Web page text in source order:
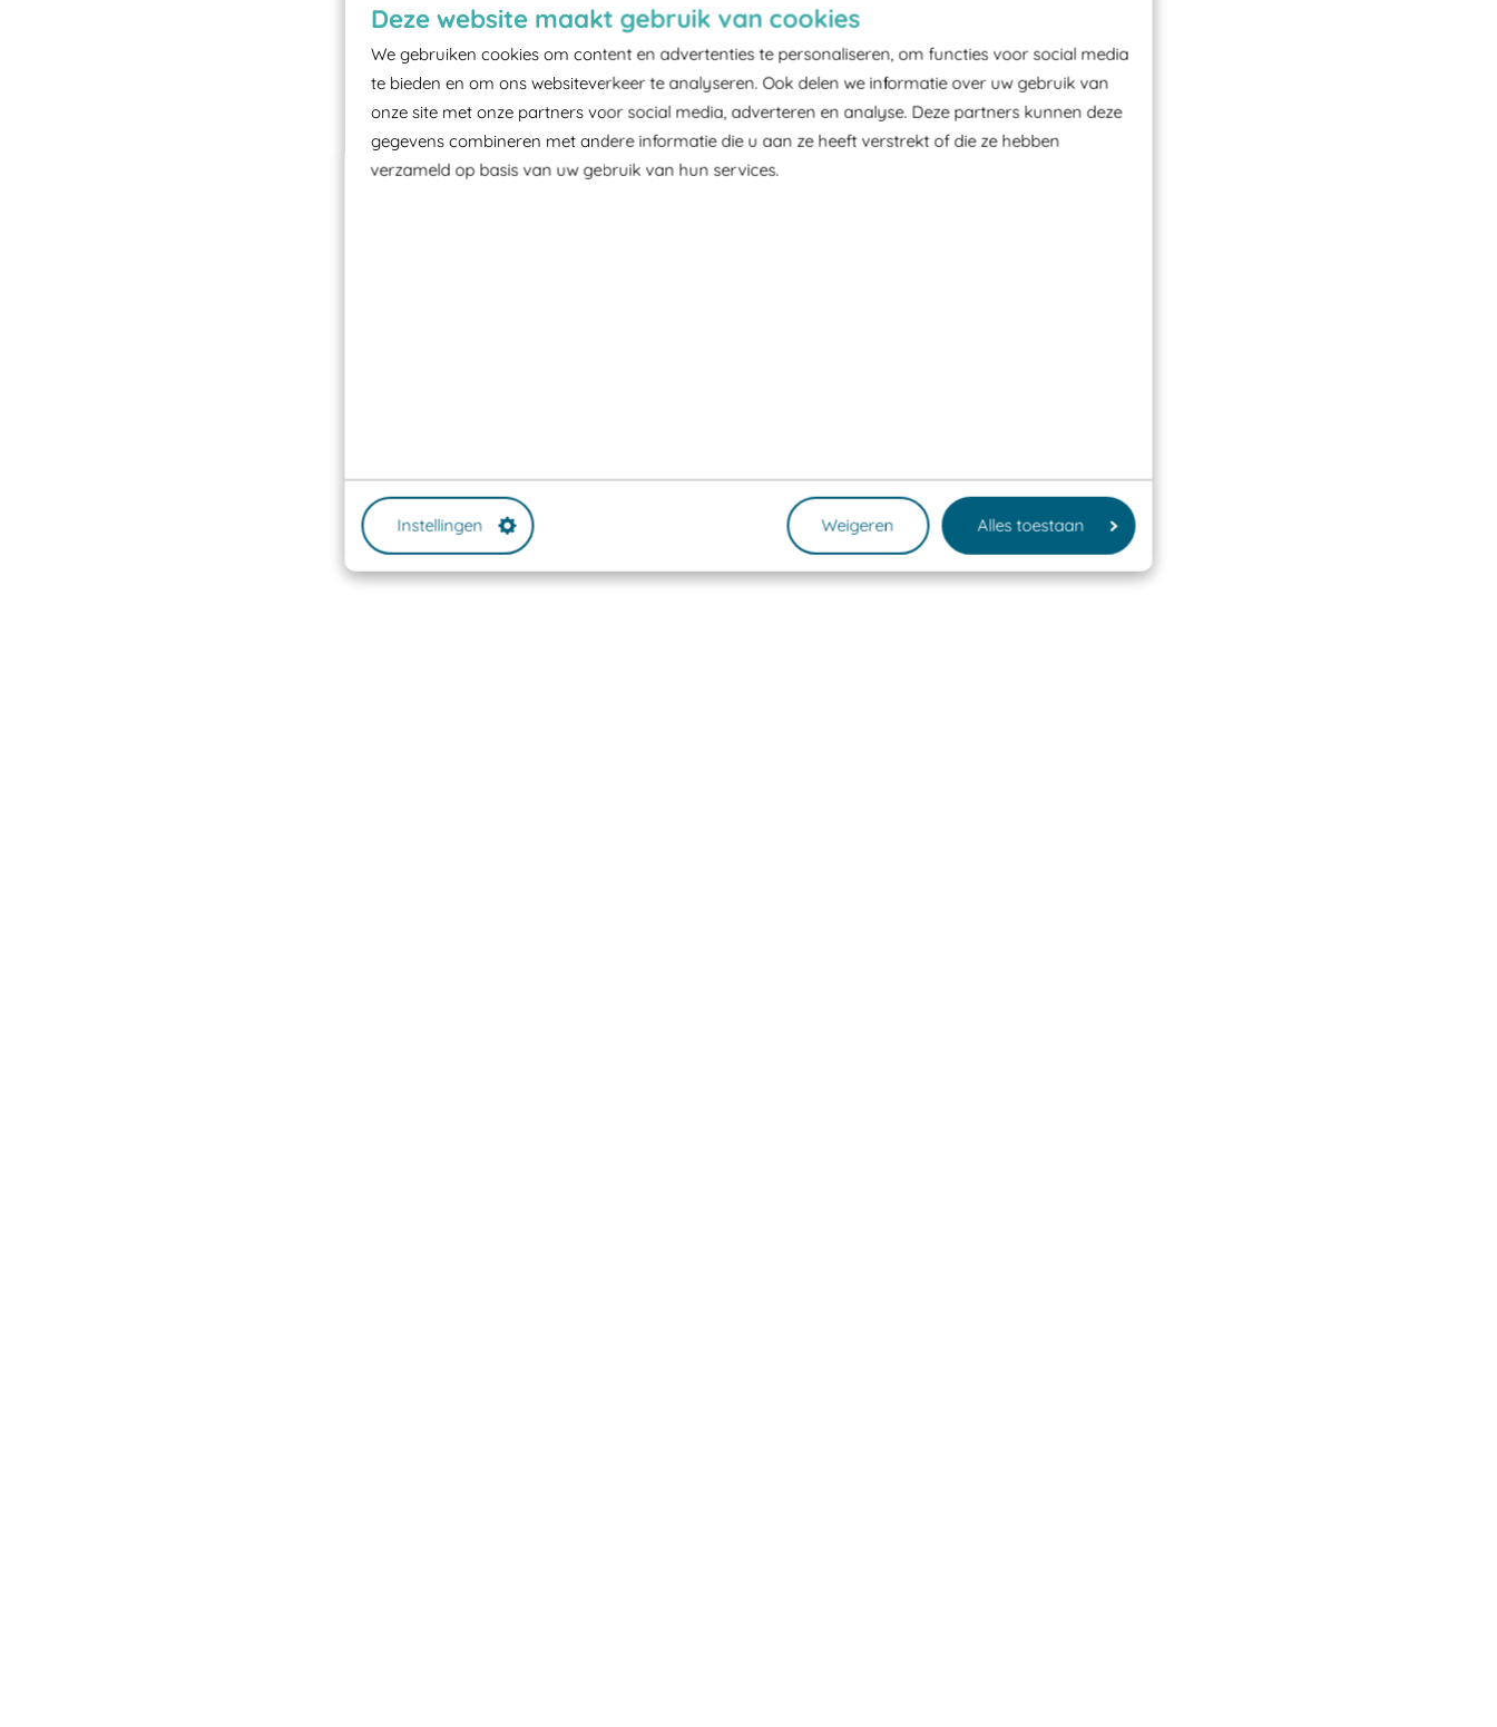
Deze website maakt gebruik van cookies
We gebruiken cookies om content en advertenties te personaliseren, om functies voor social media
te bieden en om ons websiteverkeer te analyseren. Ook delen we informatie over uw gebruik van
onze site met onze partners voor social media, adverteren en analyse. Deze partners kunnen deze
gegevens combineren met andere informatie die u aan ze heeft verstrekt of die ze hebben
verzameld op basis van uw gebruik van hun services.
Instellingen Weigeren Alles toestaan